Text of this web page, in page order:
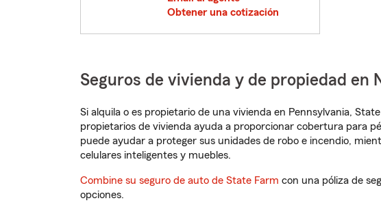
Obtener una cotización
Seguros de vivienda y de propiedad en
Si alquila o es propietario de una vivienda en Pennsylvania,
propietarios de vivienda ayuda a proporcionar cobertura para
puede ayudar a proteger sus unidades de robo e incendio,
celulares inteligentes y muebles.
Combine su seguro de auto de State Farm con una póliza de
opciones.